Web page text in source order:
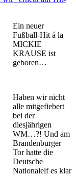
Ein neuer
Fußball-Hit á la
MICKIE
KRAUSE ist
geboren…
Haben wir nicht
alle mitgefiebert
bei der
diesjährigen
WM…?! Und am
Brandenburger
Tor hatte die
Deutsche
Nationalelf es klar